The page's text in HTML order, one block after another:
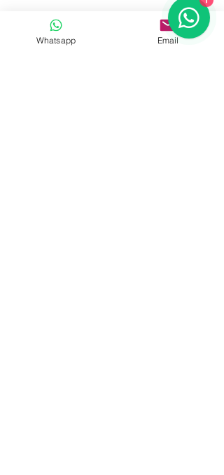
PAGAMENTO OFFLINE
Agora as confirmações são imediatas e são
Whatsapp Email